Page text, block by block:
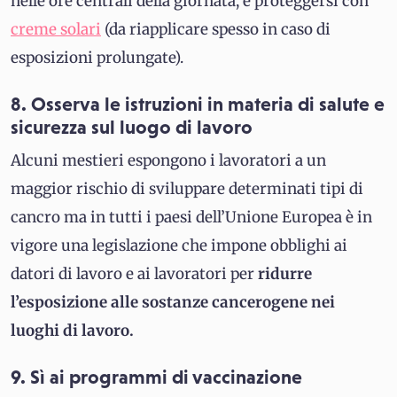
creme solari (da riapplicare spesso in caso di
esposizioni prolungate).
8. Osserva le istruzioni in materia di salute e
sicurezza sul luogo di lavoro
Alcuni mestieri espongono i lavoratori a un
maggior rischio di sviluppare determinati tipi di
cancro ma in tutti i paesi dell’Unione Europea è in
vigore una legislazione che impone obblighi ai
datori di lavoro e ai lavoratori perridurre
l’esposizione alle sostanze cancerogene nei
luoghi di lavoro.
9. Sì ai programmi di vaccinazione